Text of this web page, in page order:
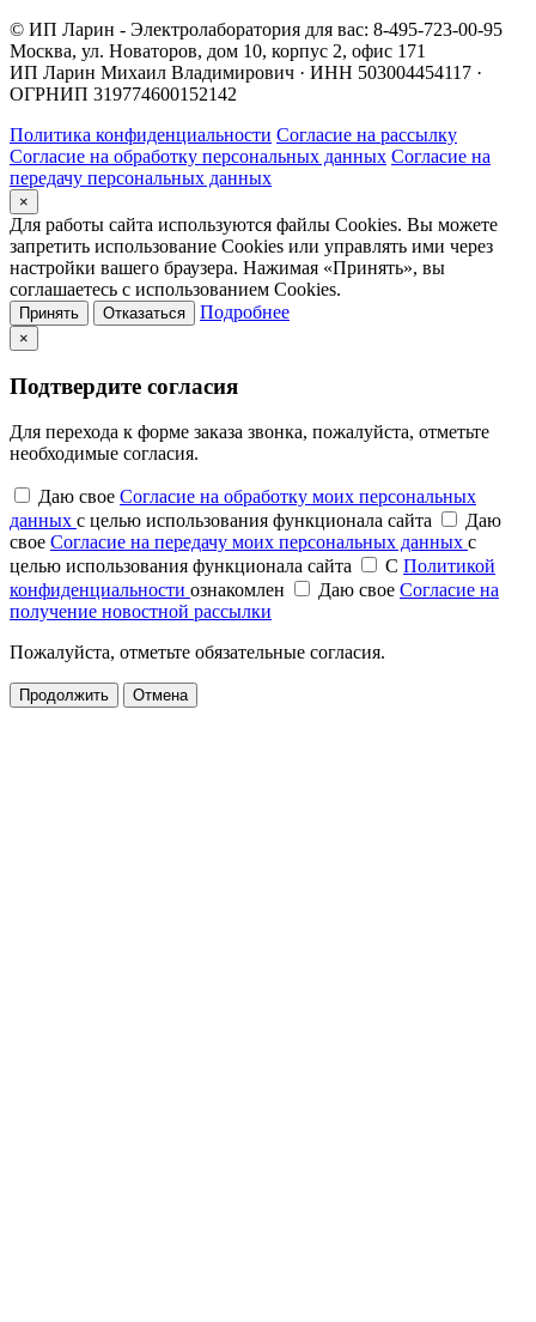
© ИП Ларин - Электролаборатория для вас: 8-495-723-00-95
Москва, ул. Новаторов, дом 10, корпус 2, офис 171
ИП Ларин Михаил Владимирович · ИНН 503004454117 ·
ОГРНИП 319774600152142
Политика конфиденциальности Согласие на рассылку
Согласие на обработку персональных данных Согласие на
передачу персональных данных
×
Для работы сайта используются файлы Cookies. Вы можете
запретить использование Cookies или управлять ими через
настройки вашего браузера. Нажимая «Принять», вы
соглашаетесь с использованием Cookies.
Принять Отказаться Подробнее
×
Подтвердите согласия
Для перехода к форме заказа звонка, пожалуйста, отметьте
необходимые согласия.
Даю свое Согласие на обработку моих персональных
данных с целью использования функционала сайта
Даю
свое Согласие на передачу моих персональных данных с
целью использования функционала сайта
С Политикой
конфиденциальности ознакомлен Даю свое Согласие на
получение новостной рассылки
Пожалуйста, отметьте обязательные согласия.
Продолжить Отмена